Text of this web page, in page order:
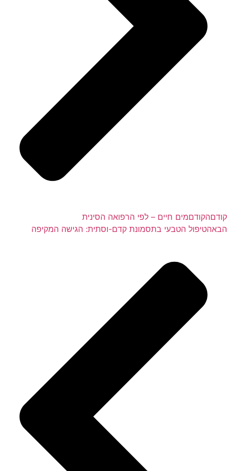
קודםהקודםמים חיים – לפי הרפואה הסינית
הבאהטיפול הטבעי בתסמונת קדם-וסתית: הגישה המקיפה